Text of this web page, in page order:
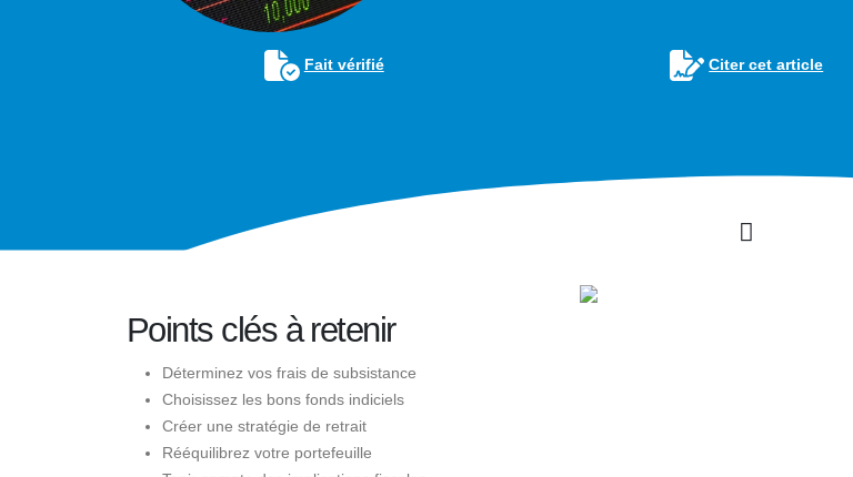
Fait vérifié Citer cet article
Points clés à retenir
Déterminez vos frais de subsistance
Choisissez les bons fonds indiciels
Créer une stratégie de retrait
Rééquilibrez votre portefeuille